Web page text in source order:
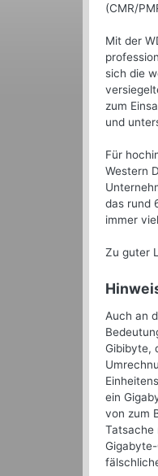
(CMR/
Mit der
sich die
zum
und
Für
Western
das rund
immer
Zu guter
Auch an
Gibibyte,
ein
von zum
Tatsache